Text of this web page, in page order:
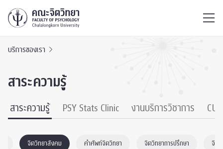
บริการของเรา
สาระความรู้
สาระความรู้ PSY Stats Clinic งานบริการวิชาการ CU
จิตวิทยาสังคม คำศัพท์จิตวิทยา จิตวิทยาการปรึกษา จิต